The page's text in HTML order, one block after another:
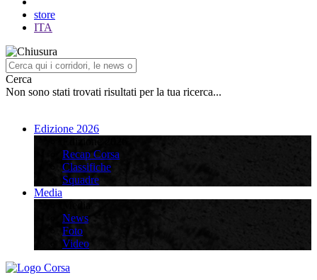
store
ITA
Cerca
Non sono stati trovati risultati per la tua ricerca...
Edizione 2026
Recap Corsa
Classifiche
Squadre
Media
News
Foto
Video